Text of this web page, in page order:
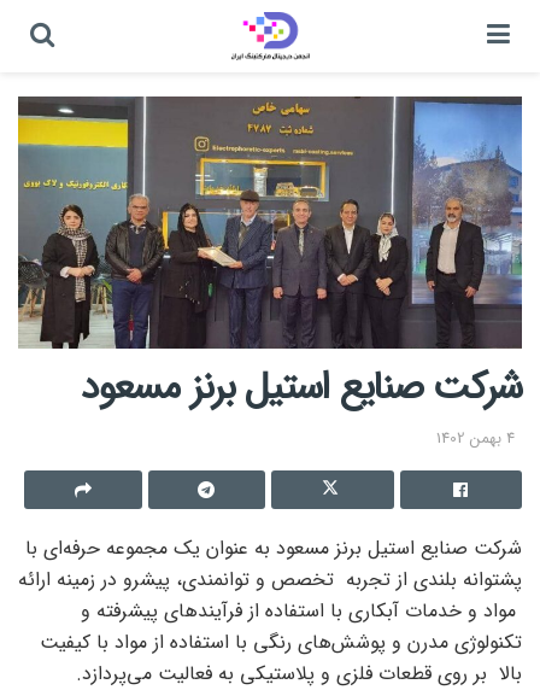
شرکت صنایع استیل برنز مسعود
4 بهمن 1402
شرکت صنایع استیل برنز مسعود به عنوان یک مجموعه حرفه‌ای با
پشتوانه بلندی از تجربه تخصص و توانمندی، پیشرو در زمینه ارائه
مواد و خدمات آبکاری با استفاده از فرآیندهای پیشرفته و
تکنولوژی مدرن و پوشش‌های رنگی با استفاده از مواد با کیفیت
بالا بر روی قطعات فلزی و پلاستیکی به فعالیت می‌پردازد.